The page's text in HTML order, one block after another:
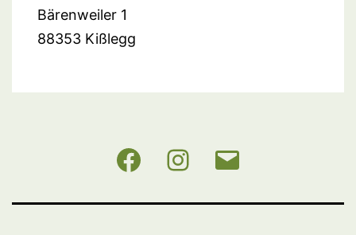
Bärenweiler 1
88353 Kißlegg
NABU Instagram